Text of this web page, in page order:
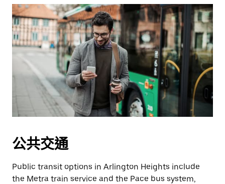
公共交通
Public transit options in Arlington Heights include
the Metra train service and the Pace bus system,